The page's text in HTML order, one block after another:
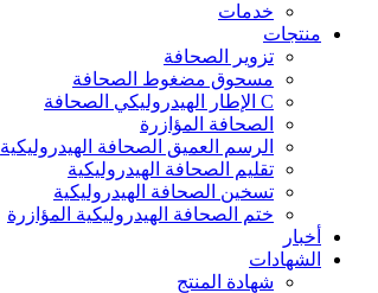
خدمات
منتجات
تزوير الصحافة
مسحوق مضغوط الصحافة
C الإطار الهيدروليكي الصحافة
الصحافة المؤازرة
الرسم العميق الصحافة الهيدروليكية
تقليم الصحافة الهيدروليكية
تسخين الصحافة الهيدروليكية
ختم الصحافة الهيدروليكية المؤازرة
أخبار
الشهادات
شهادة المنتج